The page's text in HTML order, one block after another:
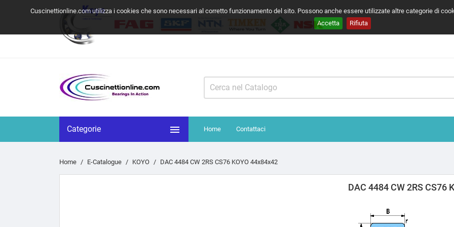
Cuscinettionline.com utilizza i cookies che sono necessari al corretto funzionamento del sito. Possono anche essere utilizzate altre categorie di
Accetta
Rifiuta
Categorie  Home Contattaci
Home E-Catalogue KOYO DAC 4484 CW 2RS CS76 KOYO 44x84x42
DAC 4484 CW 2RS CS76